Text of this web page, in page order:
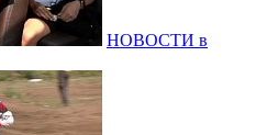
НОВОСТИ в